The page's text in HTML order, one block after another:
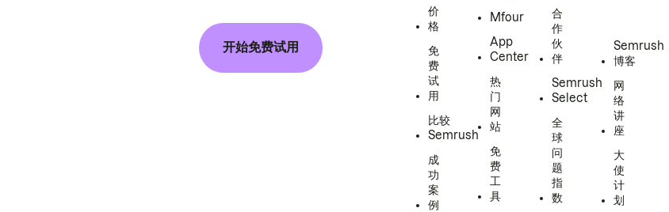
开始免费试用
价
格
免
费
试
用
比较
Semrush
成
功
案
例
Mfour
App
Center
热
门
网
站
免
费
工
具
合
作
伙
伴
Semrush
Select
全
球
问
题
指
数
Semrush
博客
网
络
讲
座
大
使
计
划